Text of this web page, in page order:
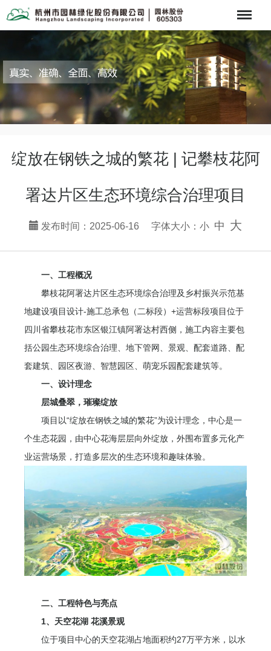
绽放在钢铁之城的繁花 | 记攀枝花阿
署达片区生态环境综合治理项目
发布时间：2025-06-16 字体大小： 小 中 大
一、工程概况
攀枝花阿署达片区生态环境综合治理及乡村振兴示范基
地建设项目设计-施工总承包（二标段）+运营标段项目位于
四川省攀枝花市东区银江镇阿署达村西侧，施工内容主要包
括公园生态环境综合治理、地下管网、景观、配套道路、配
套建筑、园区夜游、智慧园区、萌宠乐园配套建筑等。
一、设计理念
层城叠翠，璀璨绽放
项目以“绽放在钢铁之城的繁花”为设计理念，中心是一
个生态花园，由中心花海层层向外绽放，外围布置多元化产
业运营场景，打造多层次的生态环境和趣味体验。
二、工程特色与亮点
1、天空花湖 花溪景观
位于项目中心的天空花湖占地面积约27万平方米，以水